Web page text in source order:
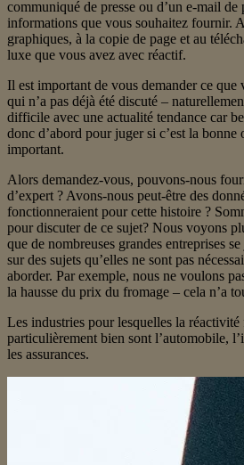
communiqué de presse ou d’un e-mail de
informations que vous souhaitez fournir.
graphiques, à la copie de page et au
luxe que vous avez avec réactif.
Il est important de vous demander ce que
qui n’a pas déjà été discuté –
difficile avec une actualité tendance car
donc d’abord pour juger si c’est la
important.
Alors demandez-vous, pouvons-nous
d’expert ? Avons-nous peut-être des
fonctionneraient pour cette histoire ?
pour discuter de ce sujet? Nous voyons
que de nombreuses grandes entreprises
sur des sujets qu’elles ne sont pas
aborder. Par exemple, nous ne voulons
la hausse du prix du fromage – cela n’a
Les industries pour lesquelles la
particulièrement bien sont l’automobile,
les assurances.